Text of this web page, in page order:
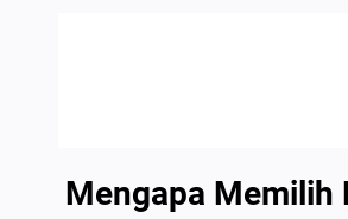
Mengapa Memilih